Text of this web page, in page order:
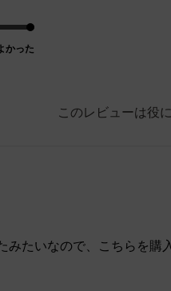
かった
このレビューは役
みたいなので、こちらを購